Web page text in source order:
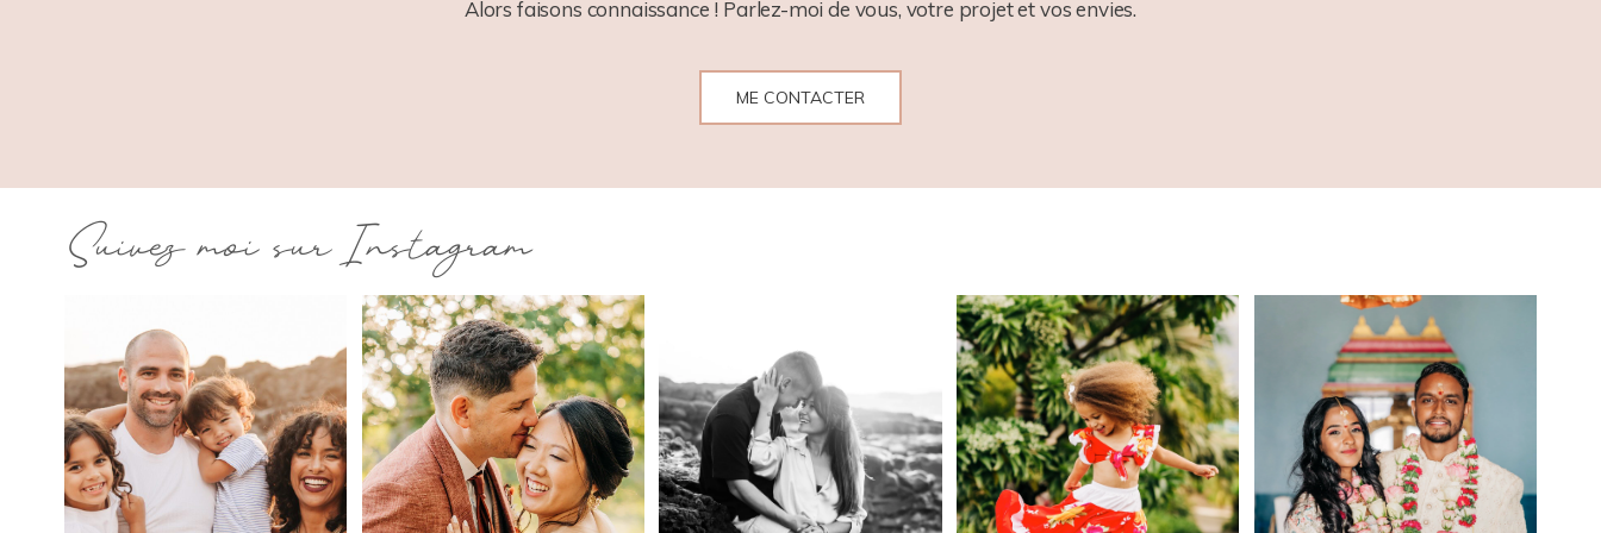
Alors faisons connaissance ! Parlez-moi de vous, votre projet et vos envies.
ME CONTACTER
Suivez moi sur Instagram